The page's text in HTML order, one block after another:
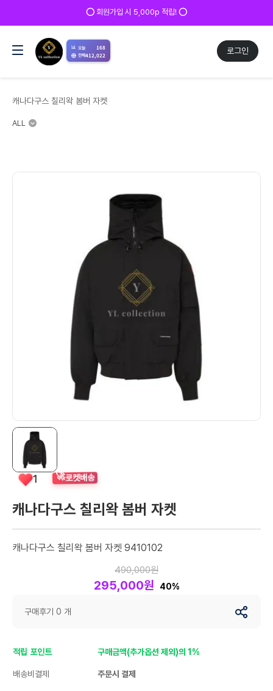
⭕ 회원가입 시 5,000p 적립! ⭕
로그인
📊 오늘 168
전체412,022
캐나다구스 칠리왁 봄버 자켓
ALL
1 🚀로켓배송
캐나다구스 칠리왁 봄버 자켓
캐나다구스 칠리왁 봄버 자켓 9410102
490,000원
295,000원 40%
구매후기 0 개
적립 포인트 구매금액(추가옵션 제외)의 1%
배송비결제 주문시 결제